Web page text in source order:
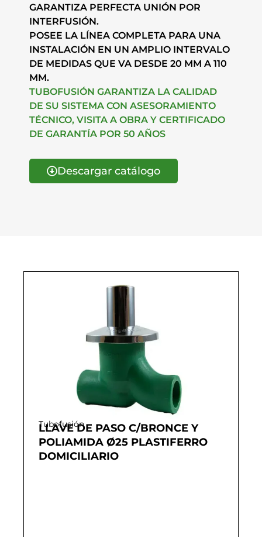
GARANTIZA PERFECTA UNIÓN POR
INTERFUSIÓN.
POSEE LA LÍNEA COMPLETA PARA UNA
INSTALACIÓN EN UN AMPLIO INTERVALO
DE MEDIDAS QUE VA DESDE 20 MM A 110
MM.
TUBOFUSIÓN GARANTIZA LA CALIDAD
DE SU SISTEMA CON ASESORAMIENTO
TÉCNICO, VISITA A OBRA Y CERTIFICADO
DE GARANTÍA POR 50 AÑOS
Descargar catálogo
Tubofusión
LLAVE DE PASO C/BRONCE Y
POLIAMIDA Ø25 PLASTIFERRO
DOMICILIARIO